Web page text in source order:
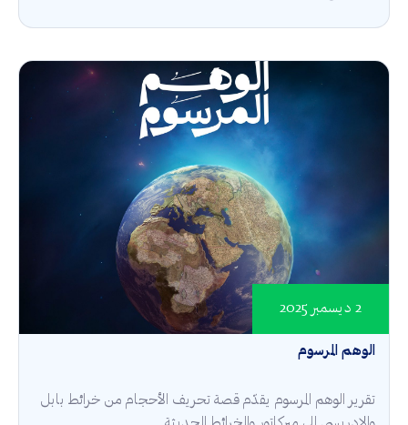
الوهم المرسوم
2 ديسمبر 2025
تقرير الوهم المرسوم يقدّم قصة تحريف الأحجام من خرائط بابل